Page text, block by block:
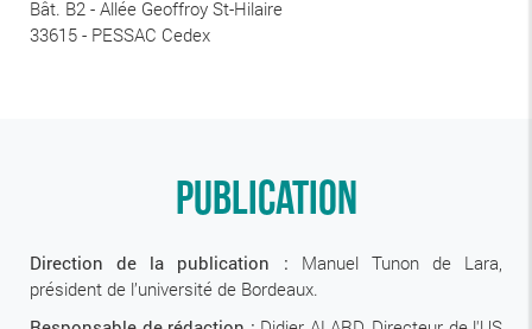
Bât. B2 - Allée Geoffroy St-Hilaire
33615 - PESSAC Cedex
Publication
Direction de la publication : Manuel Tunon de Lara,
président de l’université de Bordeaux.